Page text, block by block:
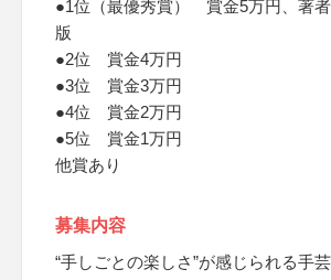
●1位（最優秀賞） 賞金5万円、著
版
●2位 賞金4万円
●3位 賞金3万円
●4位 賞金2万円
●5位 賞金1万円
他賞あり
募集内容
“手しごとの楽しさ”が感じられる手